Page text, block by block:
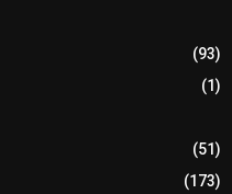
(93)
(1)
(51)
(173)